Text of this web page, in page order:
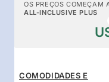
OS PREÇOS COMEÇAM
ALL-INCLUSIVE PLUS
COMODIDADES E